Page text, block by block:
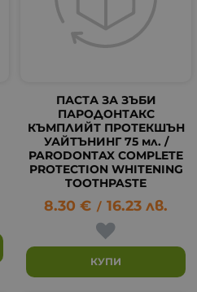
ПАСТА ЗА ЗЪБИ
ПАРОДОНТАКС
КЪМПЛИЙТ ПРОТЕКШЪН
УАЙТЪНИНГ 75 мл. /
PARODONTAX COMPLETE
PROTECTION WHITENING
TOOTHPASTE
8.30 € / 16.23 лв.
КУПИ